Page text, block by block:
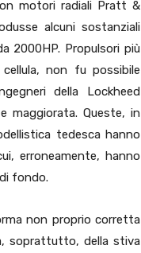
motori radiali Pratt &
alcuni sostanziali
2000HP. Propulsori più
non fu possibile
della Lockheed
maggiorata. Queste, in
tedesca hanno
erroneamente, hanno
fondo.
non proprio corretta
soprattutto, della stiva